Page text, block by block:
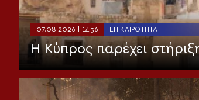
07.08.2026 | 14:36 ΕΠΙΚΑΙΡΌΤΗΤΑ
Η Κύπρος παρέχει